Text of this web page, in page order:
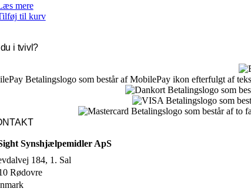
mere
til kurv
i tvivl?
Synshjælpemidler ApS
184, 1. Sal
Rødovre